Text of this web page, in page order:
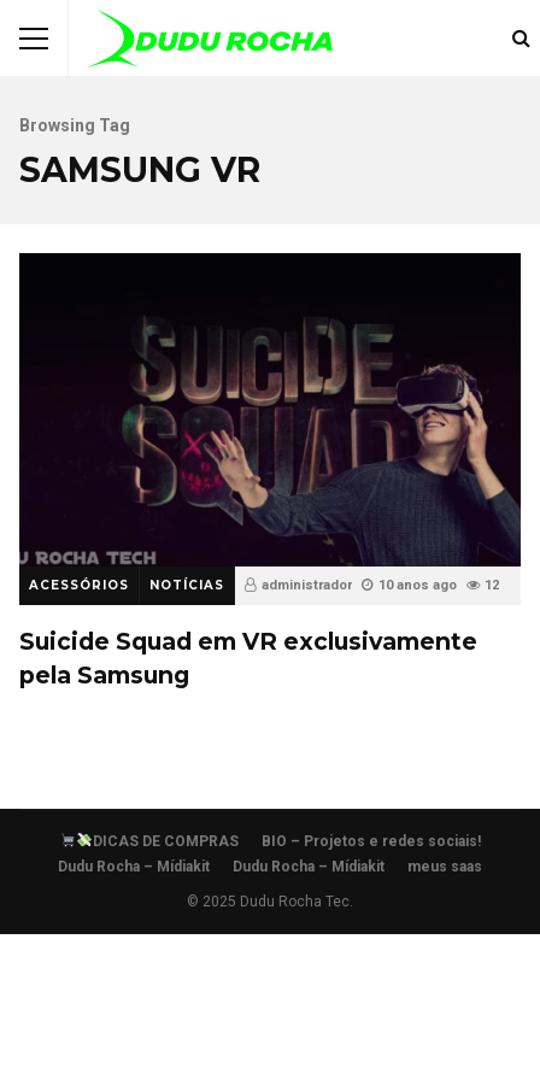
Browsing Tag
SAMSUNG VR
ACESSÓRIOS NOTÍCIAS administrador 10 anos ago 12
Suicide Squad em VR exclusivamente
pela Samsung
DICAS DE COMPRAS
BIO – Projetos e redes sociais!
Dudu Rocha – Mídiakit
Dudu Rocha – Mídiakit meus saas
© 2025 Dudu Rocha Tec.